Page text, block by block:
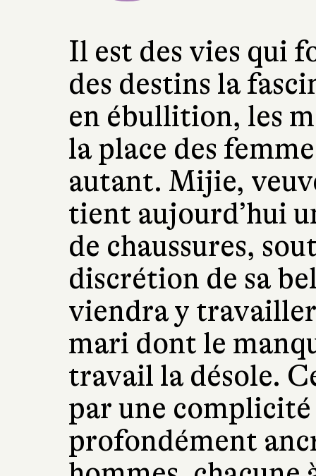
Il est des vies qui
des destins la
en ébullition, les
la place des
autant. Mijie,
tient aujourd’hui
de chaussures,
discrétion de sa
viendra y
mari dont le
travail la désole.
par une
profondément